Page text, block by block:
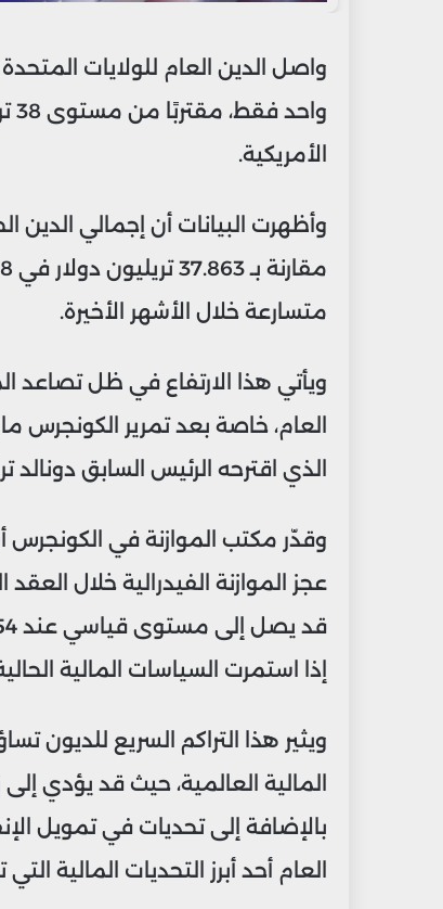
الأمريكية.
متسارعة خلال الأشهر الأخيرة.
ويأتي هذا الارتفاع في ظل تصاعد
العام، خاصة بعد تمرير الكونجرس ما
الذي اقترحه الرئيس السابق
عجز الموازنة الفيدرالية خلال
إذا استمرت السياسات المالية
ويثير هذا التراكم السريع للديون
المالية العالمية، حيث قد يؤدي
بالإضافة إلى تحديات في تمويل
العام أحد أبرز التحديات المالية